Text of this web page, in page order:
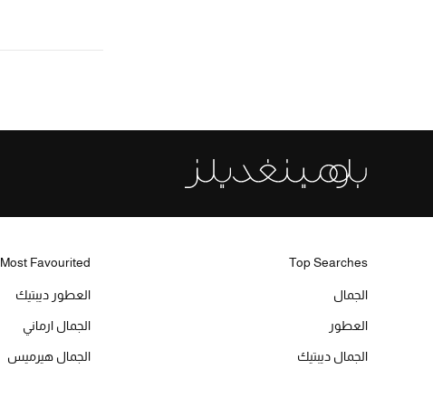
Top Searches
الجمال
العطور
الجمال ديبتيك
Most Favourited
العطور ديبتيك
الجمال ارماني
الجمال هيرميس